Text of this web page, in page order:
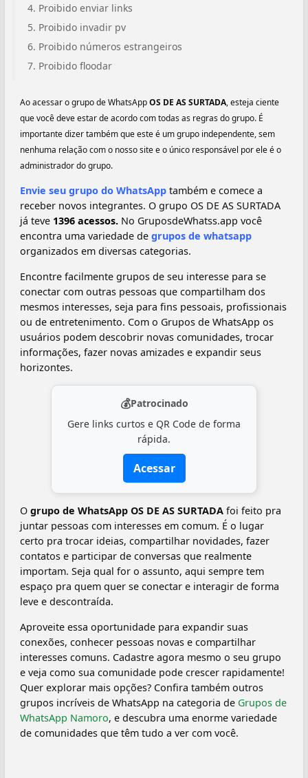
Proibido enviar links
Proibido invadir pv
Proibido números estrangeiros
Proibido floodar
Ao acessar o grupo de WhatsAppOS DE AS SURTADA, esteja ciente
que você deve estar de acordo com todas as regras do grupo. É
importante dizer também que este é um grupo independente, sem
nenhuma relação com o nosso site e o único responsável por ele é o
administrador do grupo.
Envie seu grupo do WhatsApp também e comece a
receber novos integrantes. O grupo OS DE AS SURTADA
já teve 1396 acessos. No GruposdeWhatss.app você
encontra uma variedade de grupos de whatsapp
organizados em diversas categorias.
Encontre facilmente grupos de seu interesse para se
conectar com outras pessoas que compartilham dos
mesmos interesses, seja para fins pessoais, profissionais
ou de entretenimento. Com o Grupos de WhatsApp os
usuários podem descobrir novas comunidades, trocar
informações, fazer novas amizades e expandir seus
horizontes.
💰Patrocinado
Gere links curtos e QR Code de forma
rápida.
Acessar
O grupo de WhatsApp OS DE AS SURTADA foi feito pra
juntar pessoas com interesses em comum. É o lugar
certo pra trocar ideias, compartilhar novidades, fazer
contatos e participar de conversas que realmente
importam. Seja qual for o assunto, aqui sempre tem
espaço pra quem quer se conectar e interagir de forma
leve e descontraída.
Aproveite essa oportunidade para expandir suas
conexões, conhecer pessoas novas e compartilhar
interesses comuns. Cadastre agora mesmo o seu grupo
e veja como sua comunidade pode crescer rapidamente!
Quer explorar mais opções? Confira também outros
grupos incríveis de WhatsApp na categoria de Grupos de
WhatsApp Namoro, e descubra uma enorme variedade
de comunidades que têm tudo a ver com você.